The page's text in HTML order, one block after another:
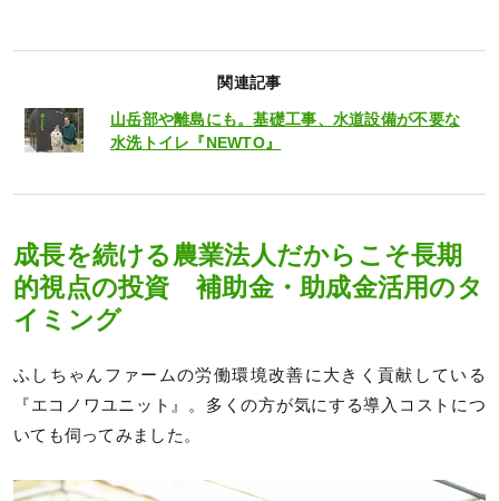
関連記事
山岳部や離島にも。基礎工事、水道設備が不要な
水洗トイレ『NEWTO』
成長を続ける農業法人だからこそ長期
的視点の投資 補助金・助成金活用のタ
イミング
ふしちゃんファームの労働環境改善に大きく貢献している
『エコノワユニット』。多くの方が気にする導入コストにつ
いても伺ってみました。